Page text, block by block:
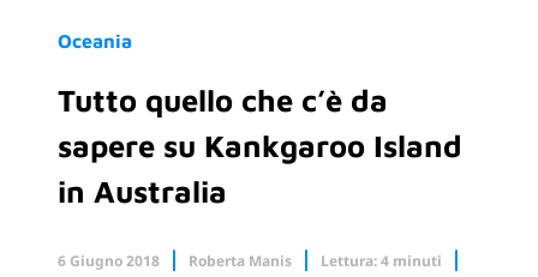
Oceania
Tutto quello che c’è da
sapere su Kankgaroo Island
in Australia
6 Giugno 2018 Roberta Manis
Lettura: 4 minuti